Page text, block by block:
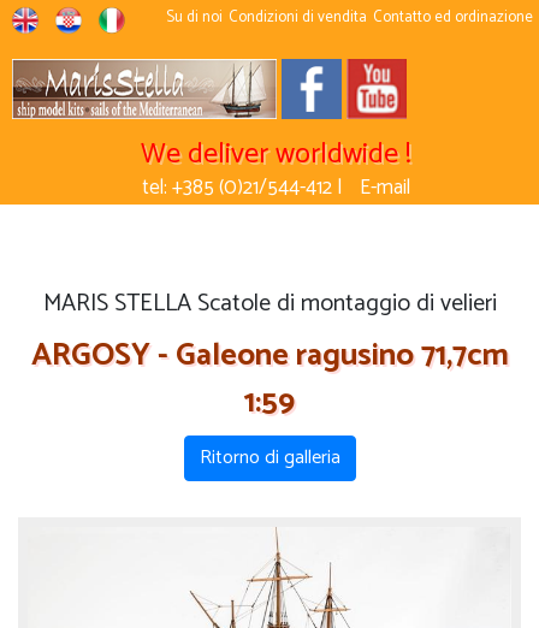
Su di noi Condizioni di vendita Contatto ed ordinazione
We deliver worldwide !
tel: +385 (0)21/544-412 | E-mail
MARIS STELLA Scatole di montaggio di velieri
ARGOSY - Galeone ragusino 71,7cm
1:59
Ritorno di galleria